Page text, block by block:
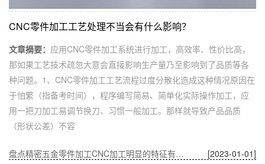
CNC零件加工工艺处理不当会有什么影响？
文章摘要： 应用CNC零件加工系统进行加工，高效率、性价比高，
那如果工艺技术疏忽大意会直接影响生产量乃至影响到了品质等各
种问题。1、CNC零件加工工艺流程过度分散化造成这种情况原因在
于怕繁（指备考时间），程序编写简易、简单化实际操作加工，应
用一把刀加工易调节换刀、习惯一般加工。那样就导致产品品质
（形状公差）不容
[2023-01-01]
盘点精密五金零件加工CNC加工明显的特征有哪些